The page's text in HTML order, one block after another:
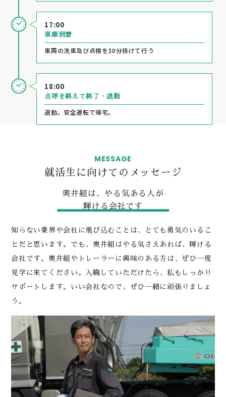
17:00
車庫到着
車両の洗車及び点検を30分掛けて行う
18:00
点呼を終えて終了・退勤
退勤。安全運転で帰宅。
MESSAGE
就活生に向けてのメッセージ
奥井組は、やる気ある人が
輝ける会社です
知らない業界や会社に飛び込むことは、とても勇気のいるこ
とだと思います。でも、奥井組はやる気さえあれば、輝ける
会社です。奥井組やトレーラーに興味のある方は、ぜひ一度
見学に来てください。入職していただけたら、私もしっかり
サポートします。いい会社なので、ぜひ一緒に頑張りましょ
う。